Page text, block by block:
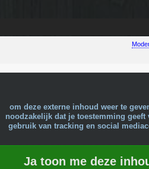
om deze externe inhoud weer te
noodzakelijk dat je toestemming geeft
gebruik van tracking en social
Ja toon me deze